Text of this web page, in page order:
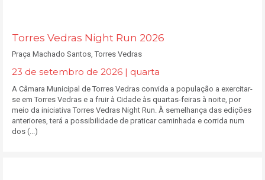
Torres Vedras Night Run 2026
Praça Machado Santos, Torres Vedras
23 de setembro de 2026 | quarta
A Câmara Municipal de Torres Vedras convida a população a exercitar-
se em Torres Vedras e a fruir à Cidade às quartas-feiras à noite, por
meio da iniciativa Torres Vedras Night Run. À semelhança das edições
anteriores, terá a possibilidade de praticar caminhada e corrida num
dos (...)